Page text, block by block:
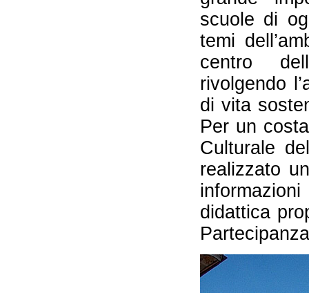
scuole di
temi
centro
rivolgendo
di vita
Per un
Culturale
realizzato
didattica